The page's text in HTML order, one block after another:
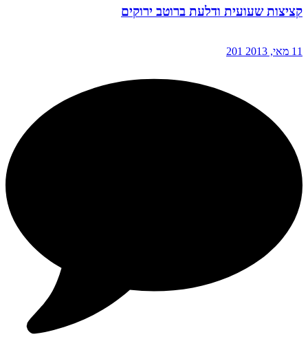
קציצות שעועית ודלעת ברוטב ירוקים
11 מאי, 2013 201